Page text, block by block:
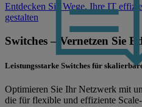
Entdecken Sie Wege, Ihre IT
gestalten
Switches – Vernetzen Sie
Leistungsstarke Switches für
Optimieren Sie Ihr Netzwerk mit
die für flexible und effiziente